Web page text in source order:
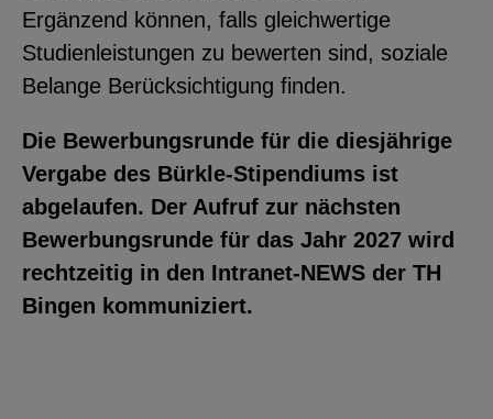
Ergänzend können, falls gleichwertige
Studienleistungen zu bewerten sind, soziale
Belange Berücksichtigung finden.
Die Bewerbungsrunde für die diesjährige
Vergabe des Bürkle-Stipendiums ist
abgelaufen. Der Aufruf zur nächsten
Bewerbungsrunde für das Jahr 2027 wird
rechtzeitig in den Intranet-NEWS der TH
Bingen kommuniziert.